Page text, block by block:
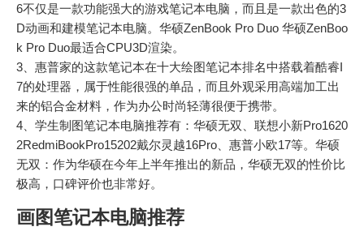
6不仅是一款功能强大的游戏笔记本电脑，而且是一款出色的3
D动画和建模笔记本电脑。华硕ZenBook Pro Duo 华硕ZenBoo
k Pro Duo最适合CPU3D渲染。
3、惠普家的这款笔记本在十大绘图笔记本排名中搭载着酷睿I
7的处理器，属于性能很强的单品，而且外观采用高端加工出
来的铝合金材料，作为办公时尚轻薄很便于携带。
4、学生制图笔记本电脑推荐有：华硕无双、联想小新Pro1620
2RedmiBookPro15202戴尔灵越16Pro、惠普小欧17等。华硕
无双：作为华硕在今年上半年推出的新品，华硕无双的性价比
极高，口碑评价也非常好。
画图笔记本电脑推荐